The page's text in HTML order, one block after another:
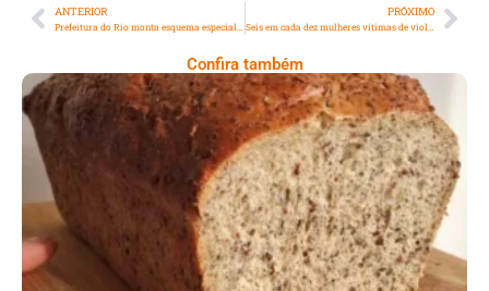
ANTERIOR PRÓXIMO
Confira também
Comer Bem: Pão Low Carb